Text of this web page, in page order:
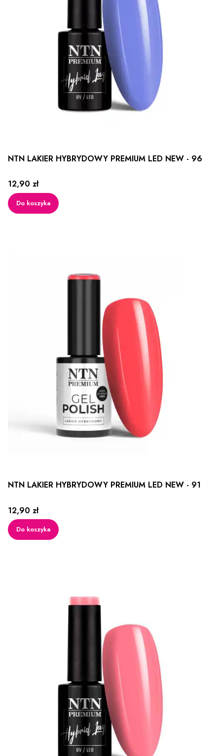
NTN LAKIER HYBRYDOWY PREMIUM LED NEW - 96
Cena
12,90 zł
Do koszyka
NTN LAKIER HYBRYDOWY PREMIUM LED NEW - 91
Cena
12,90 zł
Do koszyka